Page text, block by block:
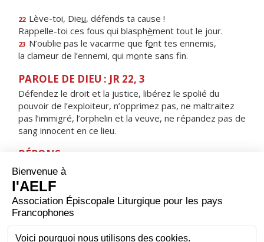
22 Lève-toi, Dieu, défends ta cause !
Rappelle-toi ces fous qui blasphèment tout le jour.
23 N’oublie pas le vacarme que font tes ennemis,
la clameur de l’ennemi, qui monte sans fin.
PAROLE DE DIEU : JR 22, 3
Défendez le droit et la justice, libérez le spolié du
pouvoir de l’exploiteur, n’opprimez pas, ne maltraitez
pas l’immigré, l’orphelin et la veuve, ne répandez pas de
sang innocent en ce lieu.
RÉPONS
V/ Tu entends, Seigneur, le désir des pauvres,
tu les rassures, tu les écoutes.
ORAISON
Dieu qui as répandu ton Esprit Saint sur les Apôtres,